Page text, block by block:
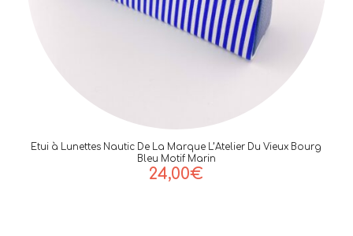
Etui à Lunettes Nautic De La Marque L’Atelier Du Vieux Bourg
Bleu Motif Marin
24,00€